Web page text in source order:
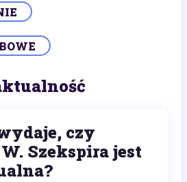
czy
Szekspira jest